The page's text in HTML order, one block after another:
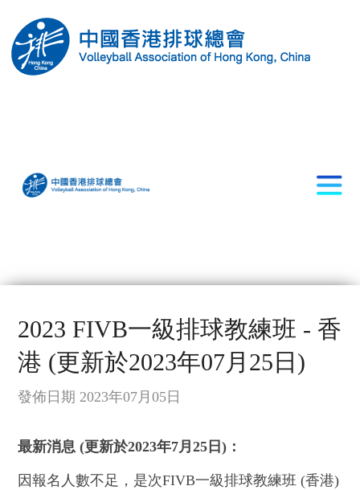
2023 FIVB一級排球教練班 - 香
港 (更新於2023年07月25日)
發佈日期 2023年07月05日
最新消息 (更新於2023年7月25日)：
因報名人數不足，是次FIVB一級排球教練班 (香港)